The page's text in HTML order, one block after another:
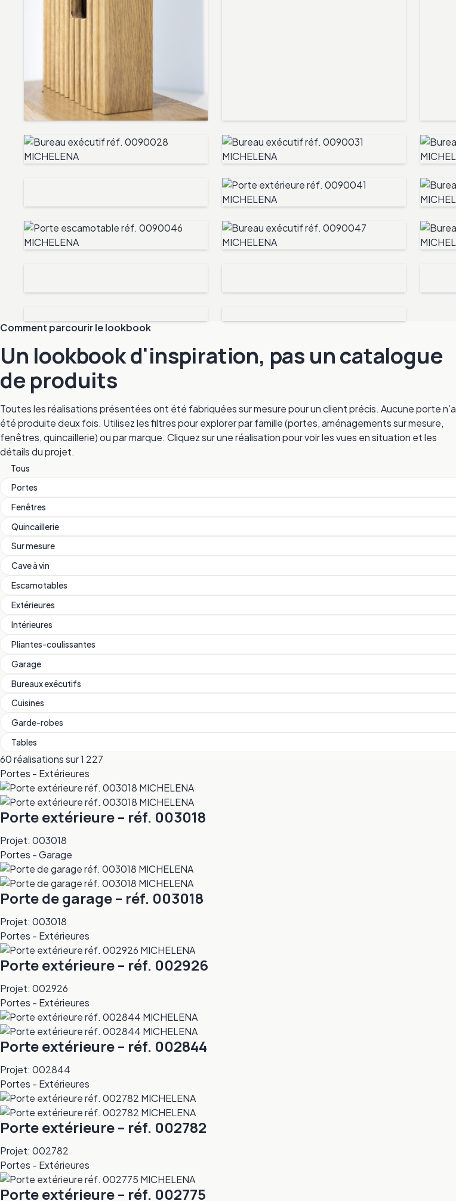
Comment parcourir le lookbook
Un lookbook d'inspiration, pas un catalogue
de produits
Toutes les réalisations présentées ont été fabriquées sur mesure pour un client précis. Aucune porte n’a
été produite deux fois. Utilisez les filtres pour explorer par famille (portes, aménagements sur mesure,
fenêtres, quincaillerie) ou par marque. Cliquez sur une réalisation pour voir les vues en situation et les
détails du projet.
Tous
Portes
Fenêtres
Quincaillerie
Sur mesure
Cave à vin
Escamotables
Extérieures
Intérieures
Pliantes-coulissantes
Garage
Bureaux exécutifs
Cuisines
Garde-robes
Tables
60 réalisations sur 1 227
Portes - Extérieures
Porte extérieure – réf. 003018
Projet: 003018
Portes - Garage
Porte de garage – réf. 003018
Projet: 003018
Portes - Extérieures
Porte extérieure – réf. 002926
Projet: 002926
Portes - Extérieures
Porte extérieure – réf. 002844
Projet: 002844
Portes - Extérieures
Porte extérieure – réf. 002782
Projet: 002782
Portes - Extérieures
Porte extérieure – réf. 002775